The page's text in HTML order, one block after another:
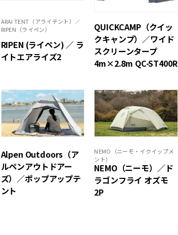
ARAI TENT（アライテント）／
RIPEN（ライペン）
RIPEN (ライペン) ／ ラ
イトエアライズ2
QUICKCAMP（クイッ
クキャンプ）／ワイド
スクリーンタープ
4m×2.8m QC-ST400R
Alpen Outdoors（ア
ルペンアウトドアー
ズ）／ポップアップテ
ント
NEMO（ニーモ・イクイップメ
ント）
NEMO（ニーモ）／ド
ラゴンフライ オズモ
2P